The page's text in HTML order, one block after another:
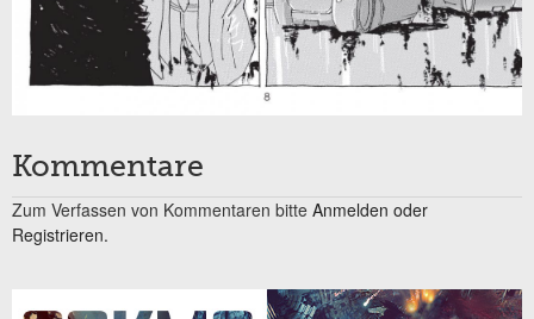
Kommentare
Zum Verfassen von Kommentaren bitte Anmelden oder
Registrieren.